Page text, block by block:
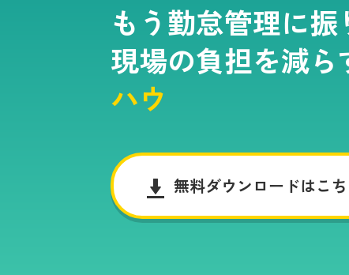
もう勤怠管理に振
現場の負担を減ら
ハウ
無料ダウンロードはこ